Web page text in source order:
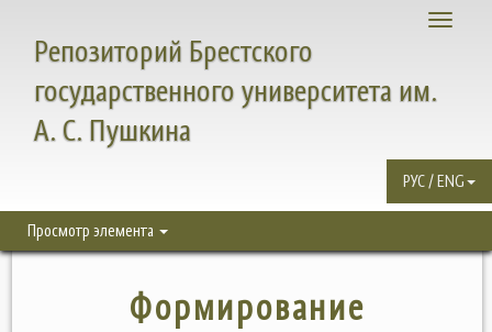
Toggle
Репозиторий Брестского
государственного университета им.
А. С. Пушкина
РУС / ENG
Просмотр элемента
Формирование